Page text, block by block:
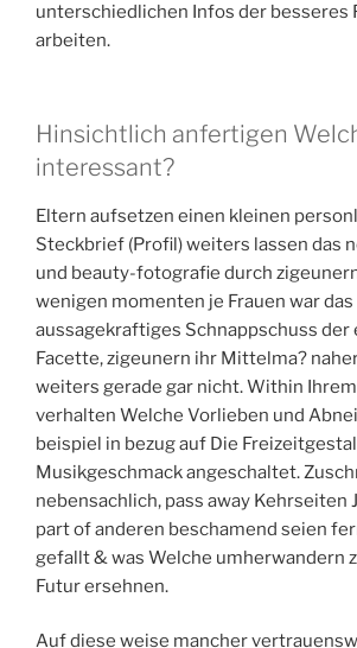
unterschiedlichen Infos der besseres
arbeiten.
Hinsichtlich anfertigen
interessant?
Eltern aufsetzen einen kleinen
Steckbrief (Profil) weiters lassen das
und beauty-fotografie durch
wenigen momenten je Frauen war das
aussagekraftiges Schnappschuss
Facette, zigeunern ihr Mittelma?
weiters gerade gar nicht. Within
verhalten Welche Vorlieben und
beispiel in bezug auf Die
Musikgeschmack angeschaltet.
nebensachlich, pass away Kehrseiten
part of anderen beschamend seien
gefallt & was Welche umherwandern
Futur ersehnen.
Auf diese weise mancher